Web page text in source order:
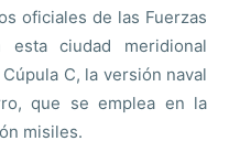
oficiales de las Fuerzas
esta ciudad meridional
C, la versión naval
que se emplea en la
misiles.